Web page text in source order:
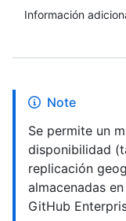
Información
Note
Se permite un
disponibilidad
replicación
almacenadas
GitHub